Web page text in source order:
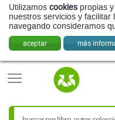
Utilizamos cookies propias
nuestros servicios y facilitar
navegando consideramos
aceptar más